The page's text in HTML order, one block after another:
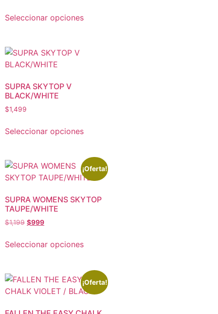
Seleccionar opciones
SUPRA SKYTOP V
BLACK/WHITE
$1,499
Seleccionar opciones
¡Oferta!
SUPRA WOMENS SKYTOP
TAUPE/WHITE
$1,199 $999
Seleccionar opciones
¡Oferta!